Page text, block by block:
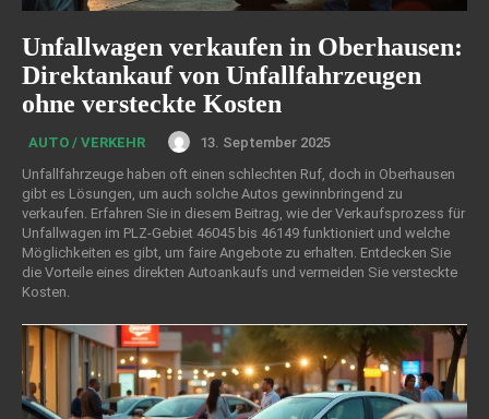
Unfallwagen verkaufen in Oberhausen:
Direktankauf von Unfallfahrzeugen
ohne versteckte Kosten
AUTO / VERKEHR
13. September 2025
Unfallfahrzeuge haben oft einen schlechten Ruf, doch in Oberhausen
gibt es Lösungen, um auch solche Autos gewinnbringend zu
verkaufen. Erfahren Sie in diesem Beitrag, wie der Verkaufsprozess für
Unfallwagen im PLZ-Gebiet 46045 bis 46149 funktioniert und welche
Möglichkeiten es gibt, um faire Angebote zu erhalten. Entdecken Sie
die Vorteile eines direkten Autoankaufs und vermeiden Sie versteckte
Kosten.